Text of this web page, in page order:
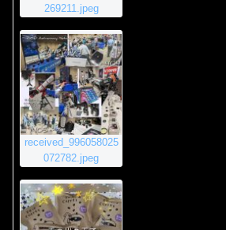
269211.jpeg
received_996058025
072782.jpeg